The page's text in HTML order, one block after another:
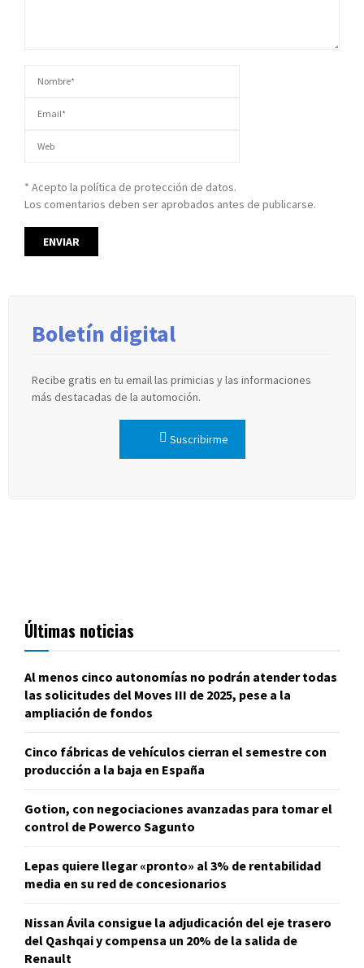
* Acepto la política de protección de datos.
Los comentarios deben ser aprobados antes de publicarse.
Boletín digital
Recibe gratis en tu email las primicias y las informaciones
más destacadas de la automoción.
Suscribirme
Últimas noticias
Al menos cinco autonomías no podrán atender todas
las solicitudes del Moves III de 2025, pese a la
ampliación de fondos
Cinco fábricas de vehículos cierran el semestre con
producción a la baja en España
Gotion, con negociaciones avanzadas para tomar el
control de Powerco Sagunto
Lepas quiere llegar «pronto» al 3% de rentabilidad
media en su red de concesionarios
Nissan Ávila consigue la adjudicación del eje trasero
del Qashqai y compensa un 20% de la salida de
Renault